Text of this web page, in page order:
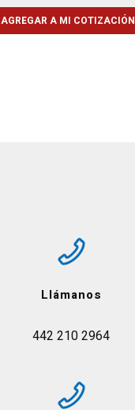
AGREGAR A MI COTIZACIÓN
Llámanos
442 210 2964